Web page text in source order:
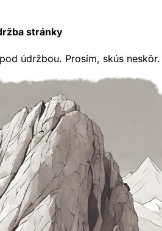
stránky
údržbou. Prosím, skús neskôr.